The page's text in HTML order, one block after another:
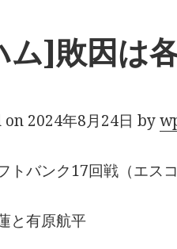
ム]敗因は
on 2024年8月24日 by
トバンク17回戦（エス
と有原航平